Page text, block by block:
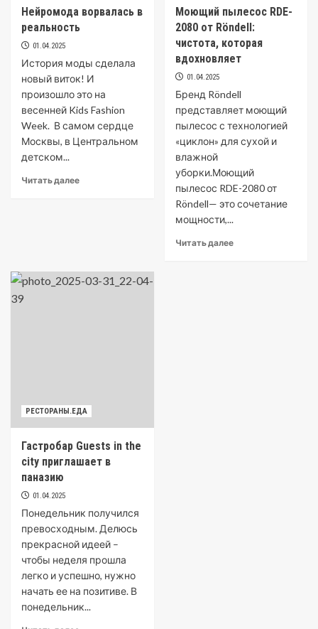
Нейромода ворвалась в
реальность
01.04.2025
История моды сделала
новый виток! И
произошло это на
весенней Kids Fashion
Week. В самом сердце
Москвы, в Центральном
детском...
Читать далее
Моющий пылесос RDE-
2080 от Röndell:
чистота, которая
вдохновляет
01.04.2025
Бренд Röndell
представляет моющий
пылесос с технологией
«циклон» для сухой и
влажной
уборки.Моющий
пылесос RDE-2080 от
Röndell— это сочетание
мощности,...
Читать далее
РЕСТОРАНЫ.ЕДА
Гастробар Guests in the
city приглашает в
паназию
01.04.2025
Понедельник получился
превосходным. Делюсь
прекрасной идеей –
чтобы неделя прошла
легко и успешно, нужно
начать ее на позитиве. В
понедельник...